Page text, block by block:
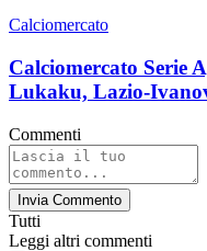
Calciomercato
Calciomercato Serie
Lukaku, Lazio-
Commenti
Invia Commento
Tutti
Leggi altri commenti